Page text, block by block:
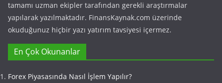
tamamı uzman ekipler tarafından gerekli araştırmalar
yapılarak yazılmaktadır. FinansKaynak.com üzerinde
okuduğunuz hiçbir yazı yatırım tavsiyesi içermez.
En Çok Okunanlar
Forex Piyasasında Nasıl İşlem Yapılır?